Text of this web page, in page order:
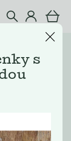
s